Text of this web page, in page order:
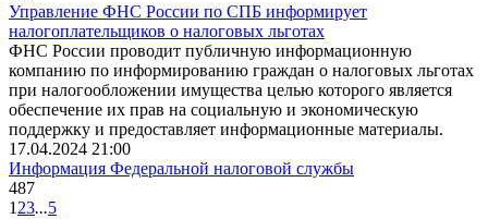
Управление ФНС России по СПБ информирует
налогоплательщиков о налоговых льготах
ФНС России проводит публичную информационную
компанию по информированию граждан о налоговых льготах
при налогообложении имущества целью которого является
обеспечение их прав на социальную и экономическую
поддержку и предоставляет информационные материалы.
17.04.2024 21:00
Информация Федеральной налоговой службы
487
1 23...5